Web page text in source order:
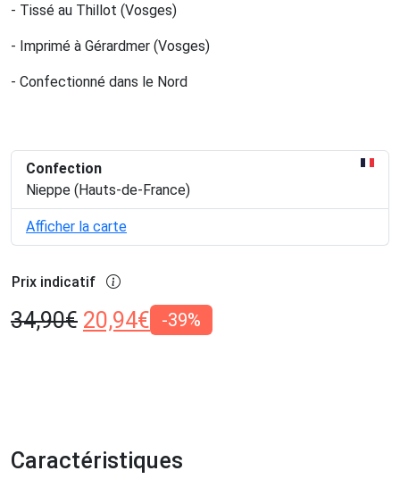
- Tissé au Thillot (Vosges)
- Imprimé à Gérardmer (Vosges)
- Confectionné dans le Nord
Confection
Nieppe (Hauts-de-France)
Afficher la carte
Prix indicatif
34,90€ 20,94€ -39%
Caractéristiques